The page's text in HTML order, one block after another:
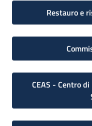
Restauro e
CEAS - Centro